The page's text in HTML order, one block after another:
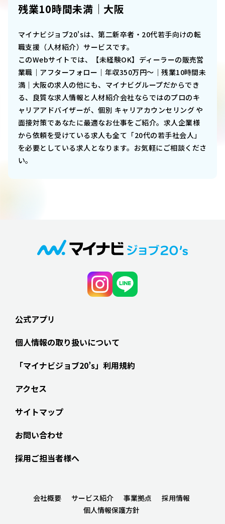
残業10時間未満｜大阪
マイナビジョブ20'sは、第二新卒者・20代若手向けの転
職支援（人材紹介）サービスです。
このWebサイトでは、
【未経験OK】ディーラーの販売営
業職｜アフターフォロー｜年収350万円～｜残業10時間未
満｜大阪の求人の他にも、マイナビグループだからでき
る、良質な求人情報と人材紹介会社ならではのプロのキ
ャリアアドバイザーが、個別 キャリアカウンセリング や
面接対策であなたに最適なお仕事をご紹介。求人企業様
から依頼を受けている求人も全て「20代の若手社会人」
を必要としている求人となります。お気軽にご相談くださ
い。
公式アプリ
個人情報の取り扱いについて
「マイナビジョブ20’s」利用規約
アクセス
サイトマップ
お問い合わせ
採用ご担当者様へ
会社概要 サービス紹介 事業拠点
採用情報
個人情報保護方針